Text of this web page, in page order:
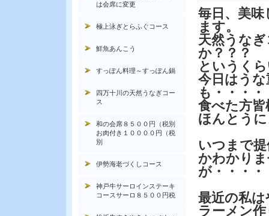
毎日、美
ます。
天然うな
か？？？
というく
今日はう
も・・・・
食べた方
ほんとう
いつまで
かわかり
が・・・・
最近の私
ラーメン
は会席に変更
極上泳ぎとらふぐコース
鮮魚あんこう
すっぽん料理～すっぽん鍋
四万十川の天然うなぎコー
ス
和の会席８５００円（税別
お肉付き１００００円（税
別
伊勢海老づくしコース
神戸牛サーロインステーキ
コースサーロ８５００円税